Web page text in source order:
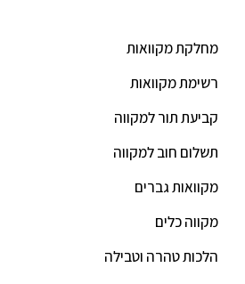
מחלקת מקוואות
רשימת מקוואות
קביעת תור למקווה
תשלום חוב למקווה
מקוואות גברים
מקווה כלים
הלכות טהרה וטבילה